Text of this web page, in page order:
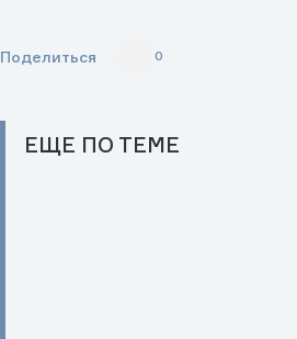
Поделиться 0
ЕЩЕ ПО ТЕМЕ